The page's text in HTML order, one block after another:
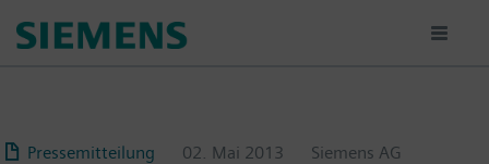
para
Pressemitteilung
02. Mai 2013
Siemens AG